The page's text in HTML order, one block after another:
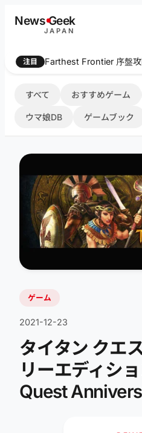
NewsGeek
JAPAN
注目 Farthest Frontier 序盤
すべて おすすめゲーム
ウマ娘DB ゲームブック
ゲーム
2021-12-23
タイタン クエ
リーエディシ
Quest